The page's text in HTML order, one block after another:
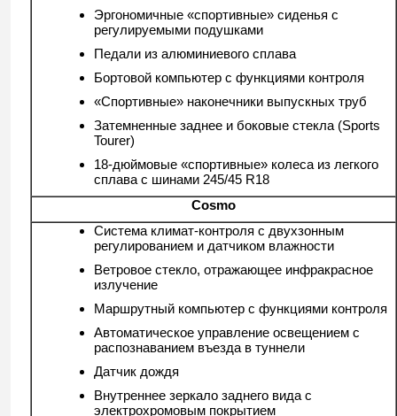
Эргономичные «спортивные» сиденья с
регулируемыми подушками
Педали из алюминиевого сплава
Бортовой компьютер с функциями контроля
«Спортивные» наконечники выпускных труб
Затемненные заднее и боковые стекла (Sports
Tourer)
18-дюймовые «спортивные» колеса из легкого
сплава с шинами 245/45 R18
Cosmo
Система климат-контроля с двухзонным
регулированием и датчиком влажности
Ветровое стекло, отражающее инфракрасное
излучение
Маршрутный компьютер с функциями контроля
Автоматическое управление освещением с
распознаванием въезда в туннели
Датчик дождя
Внутреннее зеркало заднего вида с
электрохромовым покрытием